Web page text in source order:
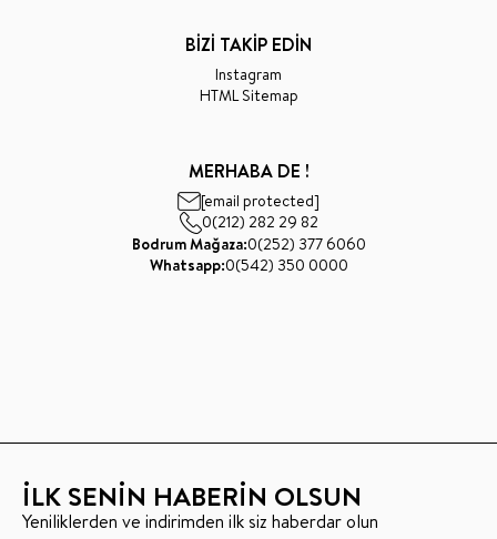
BİZİ TAKİP EDİN
Instagram
HTML Sitemap
MERHABA DE !
[email protected]
0(212) 282 29 82
Bodrum Mağaza:0(252) 377 6060
Whatsapp:0(542) 350 0000
İLK SENİN HABERİN OLSUN
Yeniliklerden ve indirimden ilk siz haberdar olun